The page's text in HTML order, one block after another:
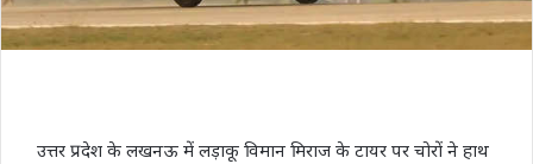
उत्तर प्रदेश के लखनऊ में लड़ाकू विमान मिराज के टायर पर चोरों ने हाथ